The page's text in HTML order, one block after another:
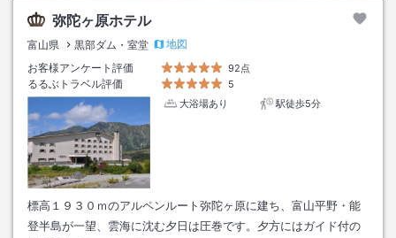
弥陀ヶ原ホテル
富山県 黒部ダム・室堂
地図
お客様アンケート評価
92点
るるぶトラベル評価
5
大浴場あり
駅徒歩5分
標高１９３０ｍのアルペンルート弥陀ヶ原に建ち、富山平野・能
登半島が一望、雲海に沈む夕日は圧巻です。夕方にはガイド付の